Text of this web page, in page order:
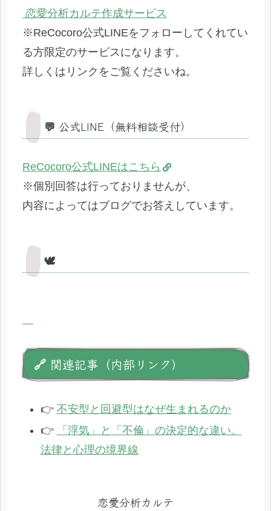
恋愛分析カルテ作成サービス
※ReCocoro公式LINEをフォローしてくれてい
る方限定のサービスになります。
詳しくはリンクをご覧くださいね。
💬 公式LINE（無料相談受付）
ReCocoro公式LINEはこちら
※個別回答は行っておりませんが、
内容によってはブログでお答えしています。
🕊️
🔗 関連記事（内部リンク）
👉 不安型と回避型はなぜ生まれるのか
👉
「浮気」と「不倫」の決定的な違い。
法律と心理の境界線
恋愛分析カルテ